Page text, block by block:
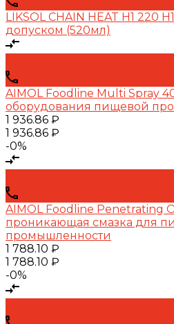
LIKSOL CHAIN HEAT Н1 220
допуском (520мл)
AIMOL Foodline Multi Spray
оборудования пищевой
1 936.86 ₽
1 936.86 ₽
-0%
AIMOL Foodline Penetrating
проникающая смазка для
промышленности
1 788.10 ₽
1 788.10 ₽
-0%